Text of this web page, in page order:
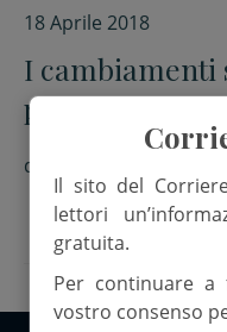
18 Aprile 2018
I cambiamenti
psicologo
di
Il sito del
lettori
gratuita.
Per continuare a
vostro consenso